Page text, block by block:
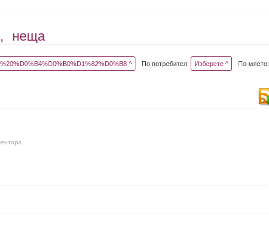
неща
^ По потребител: Изберете ^ По място: